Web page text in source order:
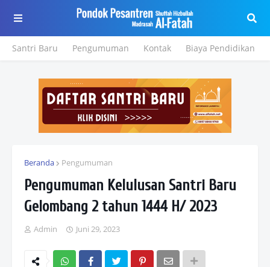
Santri Baru Pengumuman Kontak Biaya Pendidikan
Beranda Pengumuman
Pengumuman Kelulusan Santri Baru
Gelombang 2 tahun 1444 H/ 2023
Admin Juni 29, 2023